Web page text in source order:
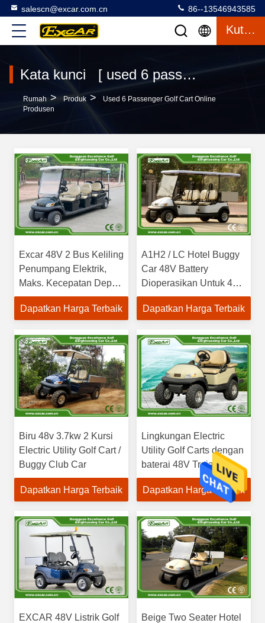
salescn@excar.com.cn 86--13546943585
Kutipan
Kata kunci [ used 6 passenger golf cart ] Pertandingan 192 Produk
Rumah > Produk >
Used 6 Passenger Golf Cart Online
Produsen
Excar 48V 2 Bus Keliling
Penumpang Elektrik,
Maks. Kecepatan Depan
23km / jam
Dapatkan Harga Terbaik
A1H2 / LC Hotel Buggy
Car 48V Battery
Dioperasikan Untuk 4
Penumpang
Dapatkan Harga Terbaik
Biru 48v 3.7kw 2 Kursi
Electric Utility Golf Cart /
Buggy Club Car
Dapatkan Harga Terbaik
Lingkungan Electric
Utility Golf Carts dengan
baterai 48V Trojan 6 *
8V
Dapatkan Harga Terbaik
EXCAR 48V Listrik Golf
Beige Two Seater Hotel